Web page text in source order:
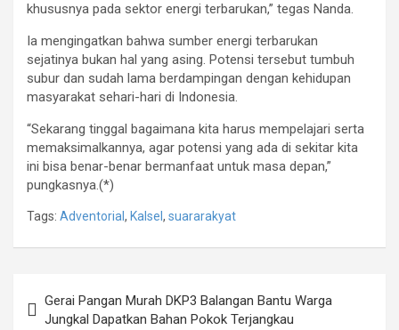
khususnya pada sektor energi terbarukan,” tegas Nanda.
Ia mengingatkan bahwa sumber energi terbarukan
sejatinya bukan hal yang asing. Potensi tersebut tumbuh
subur dan sudah lama berdampingan dengan kehidupan
masyarakat sehari-hari di Indonesia.
“Sekarang tinggal bagaimana kita harus mempelajari serta
memaksimalkannya, agar potensi yang ada di sekitar kita
ini bisa benar-benar bermanfaat untuk masa depan,”
pungkasnya.(*)
Tags: Adventorial, Kalsel , suararakyat
pos
Gerai Pangan Murah DKP3 Balangan Bantu Warga
Jungkal Dapatkan Bahan Pokok Terjangkau